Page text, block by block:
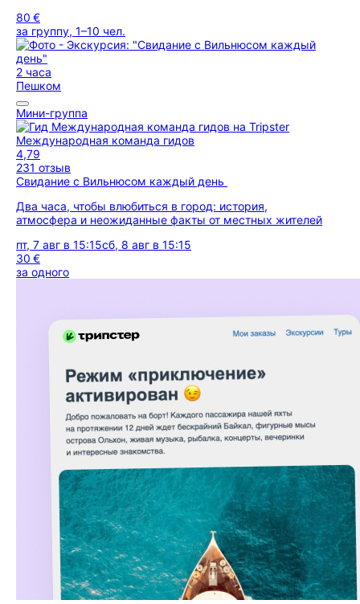
80 €
за группу, 1–10 чел.
2 часа
Пешком
Мини-группа
Международная команда гидов
4,79
231 отзыв
Свидание с Вильнюсом каждый день
Два часа, чтобы влюбиться в город: история,
атмосфера и неожиданные факты от местных жителей
пт, 7 авг в 15:15сб, 8 авг в 15:15
30 €
за одного